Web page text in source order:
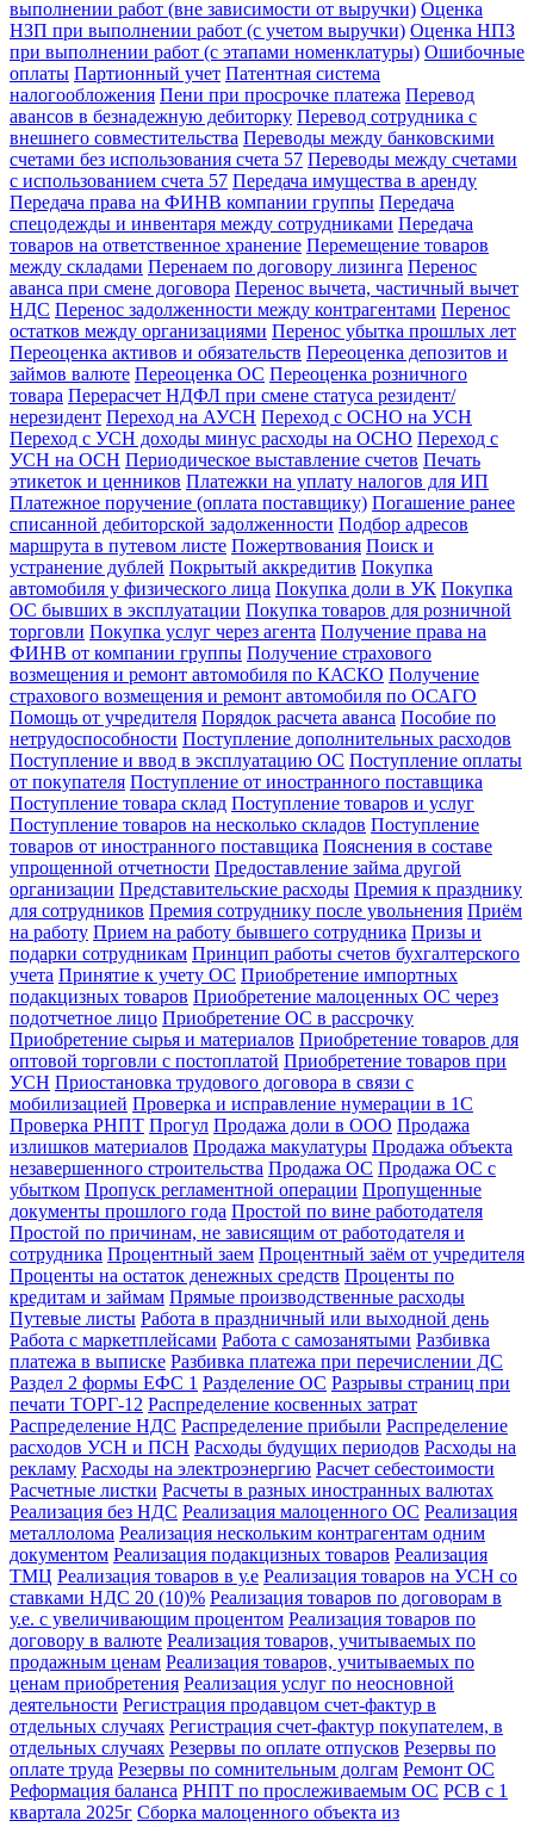
выполнении работ (вне зависимости от выручки) Оценка
НЗП при выполнении работ (с учетом выручки) Оценка НПЗ
при выполнении работ (с этапами номенклатуры) Ошибочные
оплаты Партионный учет Патентная система
налогообложения Пени при просрочке платежа Перевод
авансов в безнадежную дебиторку Перевод сотрудника с
внешнего совместительства Переводы между банковскими
счетами без использования счета 57 Переводы между счетами
с использованием счета 57 Передача имущества в аренду
Передача права на ФИНВ компании группы Передача
спецодежды и инвентаря между сотрудниками Передача
товаров на ответственное хранение Перемещение товаров
между складами Перенаем по договору лизинга Перенос
аванса при смене договора Перенос вычета, частичный вычет
НДС Перенос задолженности между контрагентами Перенос
остатков между организациями Перенос убытка прошлых лет
Переоценка активов и обязательств Переоценка депозитов и
займов валюте Переоценка ОС Переоценка розничного
товара Перерасчет НДФЛ при смене статуса резидент/
нерезидент Переход на АУСН Переход с ОСНО на УСН
Переход с УСН доходы минус расходы на ОСНО Переход с
УСН на ОСН Периодическое выставление счетов Печать
этикеток и ценников Платежки на уплату налогов для ИП
Платежное поручение (оплата поставщику) Погашение ранее
списанной дебиторской задолженности Подбор адресов
маршрута в путевом листе Пожертвования Поиск и
устранение дублей Покрытый аккредитив Покупка
автомобиля у физического лица Покупка доли в УК Покупка
ОС бывших в эксплуатации Покупка товаров для розничной
торговли Покупка услуг через агента Получение права на
ФИНВ от компании группы Получение страхового
возмещения и ремонт автомобиля по КАСКО Получение
страхового возмещения и ремонт автомобиля по ОСАГО
Помощь от учредителя Порядок расчета аванса Пособие по
нетрудоспособности Поступление дополнительных расходов
Поступление и ввод в эксплуатацию ОС Поступление оплаты
от покупателя Поступление от иностранного поставщика
Поступление товара склад Поступление товаров и услуг
Поступление товаров на несколько складов Поступление
товаров от иностранного поставщика Пояснения в составе
упрощенной отчетности Предоставление займа другой
организации Представительские расходы Премия к празднику
для сотрудников Премия сотруднику после увольнения Приём
на работу Прием на работу бывшего сотрудника Призы и
подарки сотрудникам Принцип работы счетов бухгалтерского
учета Принятие к учету ОС Приобретение импортных
подакцизных товаров Приобретение малоценных ОС через
подотчетное лицо Приобретение ОС в рассрочку
Приобретение сырья и материалов Приобретение товаров для
оптовой торговли с постоплатой Приобретение товаров при
УСН Приостановка трудового договора в связи с
мобилизацией Проверка и исправление нумерации в 1С
Проверка РНПТ Прогул Продажа доли в ООО Продажа
излишков материалов Продажа макулатуры Продажа объекта
незавершенного строительства Продажа ОС Продажа ОС с
убытком Пропуск регламентной операции Пропущенные
документы прошлого года Простой по вине работодателя
Простой по причинам, не зависящим от работодателя и
сотрудника Процентный заем Процентный заём от учредителя
Проценты на остаток денежных средств Проценты по
кредитам и займам Прямые производственные расходы
Путевые листы Работа в праздничный или выходной день
Работа с маркетплейсами Работа с самозанятыми Разбивка
платежа в выписке Разбивка платежа при перечислении ДС
Раздел 2 формы ЕФС 1 Разделение ОС Разрывы страниц при
печати ТОРГ-12 Распределение косвенных затрат
Распределение НДС Распределение прибыли Распределение
расходов УСН и ПСН Расходы будущих периодов Расходы на
рекламу Расходы на электроэнергию Расчет себестоимости
Расчетные листки Расчеты в разных иностранных валютах
Реализация без НДС Реализация малоценного ОС Реализация
металлолома Реализация нескольким контрагентам одним
документом Реализация подакцизных товаров Реализация
ТМЦ Реализация товаров в у.е Реализация товаров на УСН со
ставками НДС 20 (10)% Реализация товаров по договорам в
у.е. с увеличивающим процентом Реализация товаров по
договору в валюте Реализация товаров, учитываемых по
продажным ценам Реализация товаров, учитываемых по
ценам приобретения Реализация услуг по неосновной
деятельности Регистрация продавцом счет-фактур в
отдельных случаях Регистрация счет-фактур покупателем, в
отдельных случаях Резервы по оплате отпусков Резервы по
оплате труда Резервы по сомнительным долгам Ремонт ОС
Реформация баланса РНПТ по прослеживаемым ОС РСВ с 1
квартала 2025г Сборка малоценного объекта из